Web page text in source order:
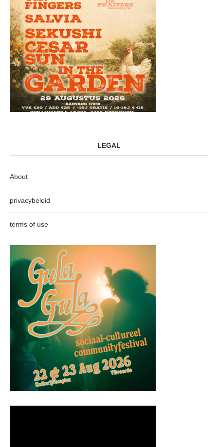
LEGAL
About
privacybeleid
terms of use